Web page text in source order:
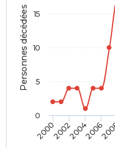
Personnes décédées
2000200220042006
0
5
10
15